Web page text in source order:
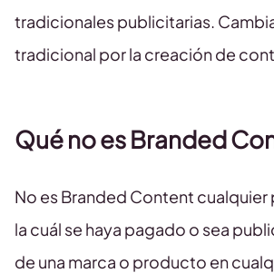
tradicionales publicitarias.
tradicional por la creación de
Qué no es Branded
No es Branded Content
la cuál se haya pagado o sea
de una marca o producto en